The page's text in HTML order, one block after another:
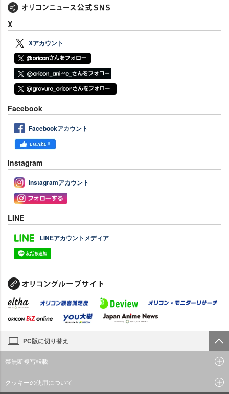
X
Xアカウント
Facebook
Facebookアカウント
Instagram
Instagramアカウント
LINE
LINEアカウントメディア
PC版に切り替え
禁無断複写転載
クッキーの使用について